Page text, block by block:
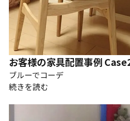
お客様の家具配置事例
ブルーでコーデ
続きを読む